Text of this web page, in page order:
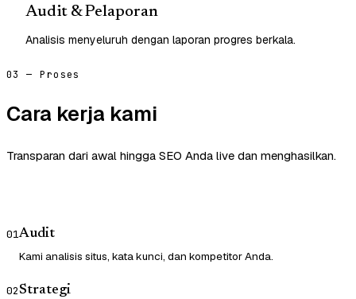
Audit & Pelaporan
Analisis menyeluruh dengan laporan progres berkala.
03 — Proses
Cara kerja kami
Transparan dari awal hingga SEO Anda live dan menghasilkan.
01Audit
Kami analisis situs, kata kunci, dan kompetitor Anda.
02Strategi